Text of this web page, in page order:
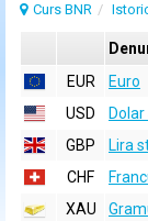
Curs BNR
EUR
Euro
USD
Dolar
GBP
Lira
CHF
XAU